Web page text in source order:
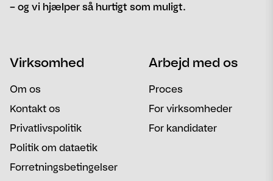
– og vi hjælper så hurtigt som muligt.
Email Besked
Virksomhed
Om os
Kontakt os
Privatlivspolitik
Politik om dataetik
Forretningsbetingelser
Arbejd med os
Proces
For virksomheder
For kandidater